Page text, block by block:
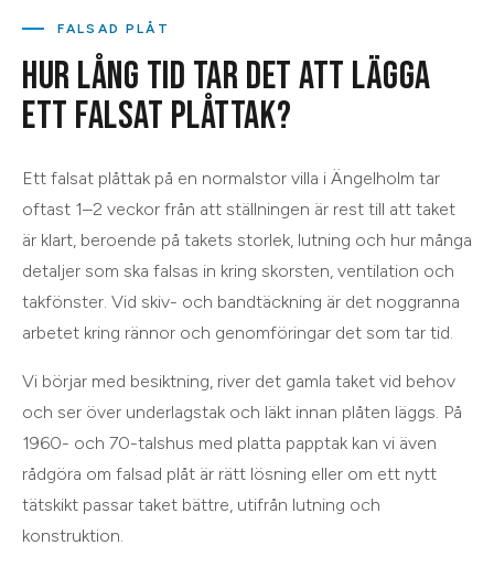
FALSAD PLÅT
HUR LÅNG TID TAR DET ATT LÄGGA
ETT FALSAT PLÅTTAK?
Ett falsat plåttak på en normalstor villa i Ängelholm tar
oftast 1–2 veckor från att ställningen är rest till att taket
är klart, beroende på takets storlek, lutning och hur många
detaljer som ska falsas in kring skorsten, ventilation och
takfönster. Vid skiv- och bandtäckning är det noggranna
arbetet kring rännor och genomföringar det som tar tid.
Vi börjar med besiktning, river det gamla taket vid behov
och ser över underlagstak och läkt innan plåten läggs. På
1960- och 70-talshus med platta papptak kan vi även
rådgöra om falsad plåt är rätt lösning eller om ett nytt
tätskikt passar taket bättre, utifrån lutning och
konstruktion.